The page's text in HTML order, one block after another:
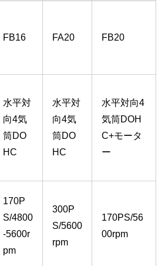
FB16 FA20 FB20
水平対
向4気
筒DO
HC
水平対
向4気
筒DO
HC
水平対向4
気筒DOH
C+モータ
ー
170P
S/4800
-5600r
pm
300P
S/5600
rpm
170PS/56
00rpm